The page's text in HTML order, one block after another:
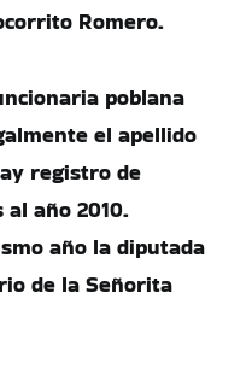
Romero.
poblana
el apellido
registro de
año 2010.
año la diputada
de la Señorita